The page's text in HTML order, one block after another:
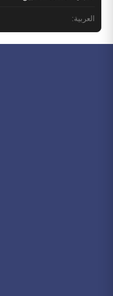
العربية: